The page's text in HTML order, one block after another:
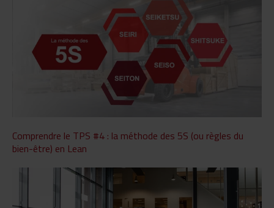
Comprendre le TPS #4 : la méthode des 5S (ou règles du
bien-être) en Lean